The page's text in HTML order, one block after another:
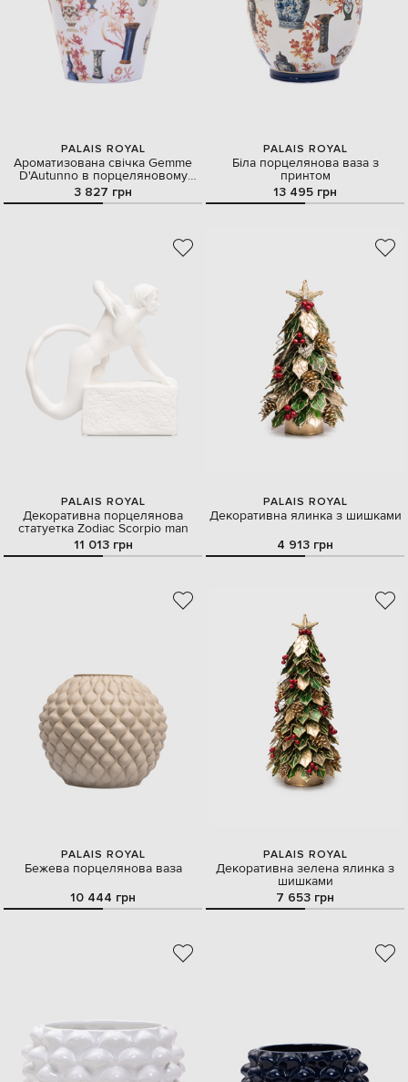
PALAIS ROYAL
Ароматизована свічка Gemme
D'Autunno в порцеляновому
свічнику
3 827 грн
PALAIS ROYAL
Біла порцелянова ваза з
принтом
13 495 грн
PALAIS ROYAL
Декоративна порцелянова
статуетка Zodiac Scorpio man
11 013 грн
PALAIS ROYAL
Декоративна ялинка з шишками
4 913 грн
PALAIS ROYAL
Бежева порцелянова ваза
10 444 грн
PALAIS ROYAL
Декоративна зелена ялинка з
шишками
7 653 грн